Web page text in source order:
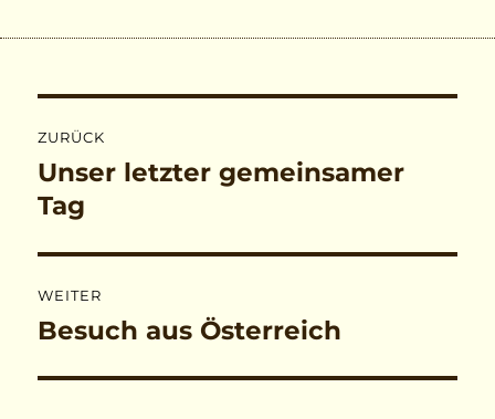
ZURÜCK
Vorheriger
Beitrag:
Unser letzter gemeinsamer
Tag
WEITER
Nächster
Besuch aus Österreich